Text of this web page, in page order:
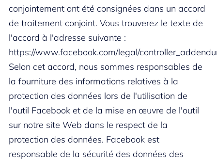
conjointement ont été consignées dans un accord
de traitement conjoint. Vous trouverez le texte de
l'accord à l'adresse suivante :
https://www.facebook.com/legal/
Selon cet accord, nous sommes responsables de
la fourniture des informations relatives à la
protection des données lors de l'utilisation de
l'outil Facebook et de la mise en œuvre de l'outil
sur notre site Web dans le respect de la
protection des données. Facebook est
responsable de la sécurité des données des